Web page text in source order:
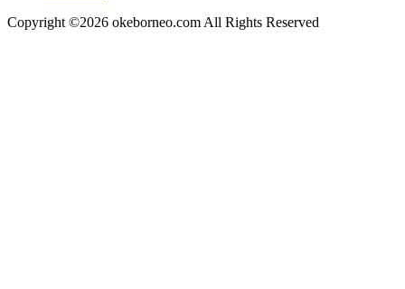
Copyright ©2026 okeborneo.com All Rights Reserved